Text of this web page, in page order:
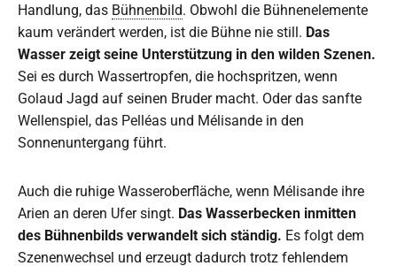
Handlung, das Bühnenbild. Obwohl die Bühnenelemente
kaum verändert werden, ist die Bühne nie still. Das
Wasser zeigt seine Unterstützung in den wilden Szenen.
Sei es durch Wassertropfen, die hochspritzen, wenn
Golaud Jagd auf seinen Bruder macht. Oder das sanfte
Wellenspiel, das Pelléas und Mélisande in den
Sonnenuntergang führt.
Auch die ruhige Wasseroberfläche, wenn Mélisande ihre
Arien an deren Ufer singt. Das Wasserbecken inmitten
des Bühnenbilds verwandelt sich ständig. Es folgt dem
Szenenwechsel und erzeugt dadurch trotz fehlendem